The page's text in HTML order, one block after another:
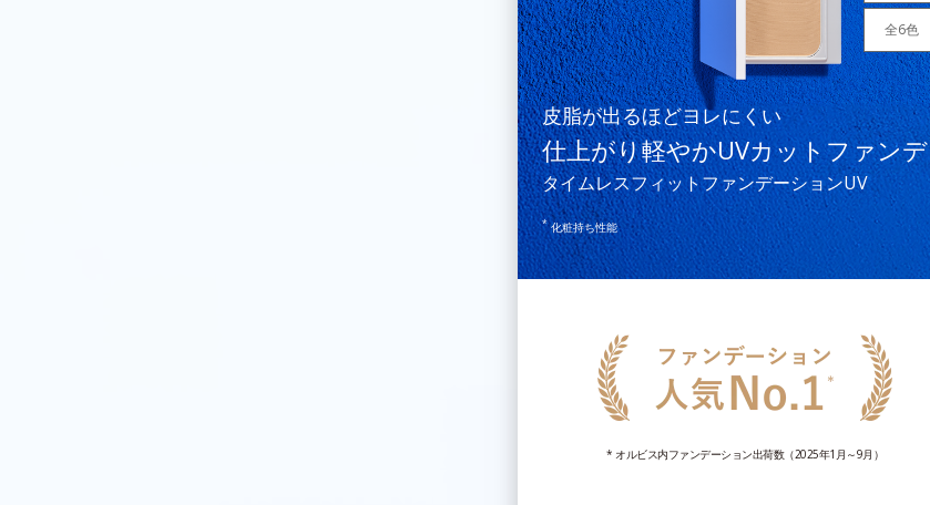
全6色
皮脂が出るほどヨレにくい
仕上がり軽やかUVカットファンデ
タイムレスフィットファンデーションUV
*化粧持ち性能
* オルビス内ファンデーション出荷数（2025年1月～9月）